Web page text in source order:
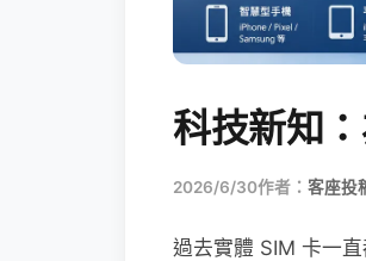
科技新知
2026/6/30作者： 客座投
過去實體 SIM 卡一